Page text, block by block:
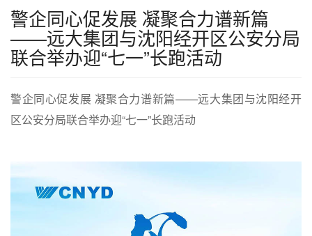
警企同心促发展 凝聚合力谱新篇
——远大集团与沈阳经开区公安分局
联合举办迎“七一”长跑活动
警企同心促发展 凝聚合力谱新篇——远大集团与沈阳经开
区公安分局联合举办迎“七一”长跑活动